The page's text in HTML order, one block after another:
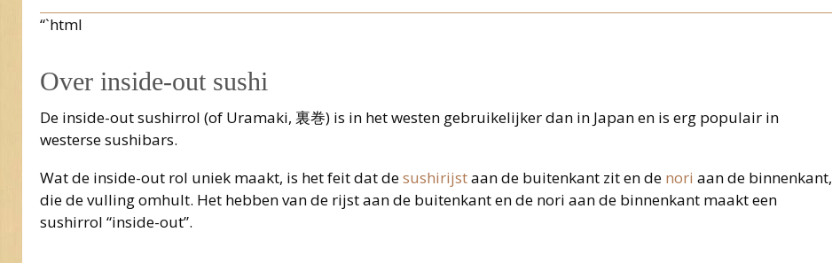
“`html
Over inside-out sushi
De inside-out sushirrol (of Uramaki, 裏巻) is in het westen gebruikelijker dan in Japan en is erg populair in
westerse sushibars.
Wat de inside-out rol uniek maakt, is het feit dat desushirijstaan de buitenkant zit en de nori aan de binnenkant,
die de vulling omhult. Het hebben van de rijst aan de buitenkant en de nori aan de binnenkant maakt een
sushirrol “inside-out”.